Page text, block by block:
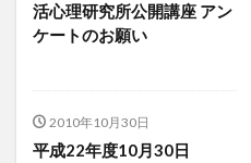
活心理研究所公開講座 アン
ケートのお願い
2010年10月30日
平成22年度10月30日